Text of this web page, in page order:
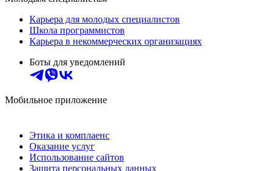
Карьера для молодых специалистов
Школа программистов
Карьера в некоммерческих организациях
Боты для уведомлений
Мобильное приложение
Этика и комплаенс
Оказание услуг
Использование сайтов
Защита персональных данных